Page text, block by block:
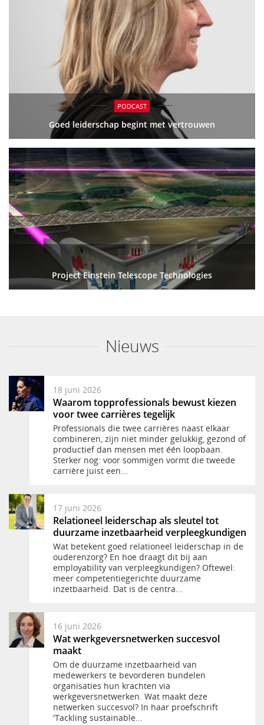
PODCAST
Goed leiderschap begint met vertrouwen
Project Einstein Telescope Technologies
Nieuws
18 juni 2026
Waarom topprofessionals bewust kiezen
voor twee carrières tegelijk
Professionals die twee carrières naast elkaar
combineren, zijn niet minder gelukkig, gezond of
productief dan mensen met één loopbaan.
Sterker nog: voor sommigen vormt die tweede
carrière juist een...
17 juni 2026
Relationeel leiderschap als sleutel tot
duurzame inzetbaarheid verpleegkundigen
Wat betekent goed relationeel leiderschap in de
ouderenzorg? En hoe draagt dit bij aan
employability van verpleegkundigen? Oftewel:
meer competentiegerichte duurzame
inzetbaarheid. Dat is de centra...
16 juni 2026
Wat werkgeversnetwerken succesvol
maakt
Om de duurzame inzetbaarheid van
medewerkers te bevorderen bundelen
organisaties hun krachten via
werkgeversnetwerken. Wat maakt deze
netwerken succesvol? In haar proefschrift
'Tackling sustainable...